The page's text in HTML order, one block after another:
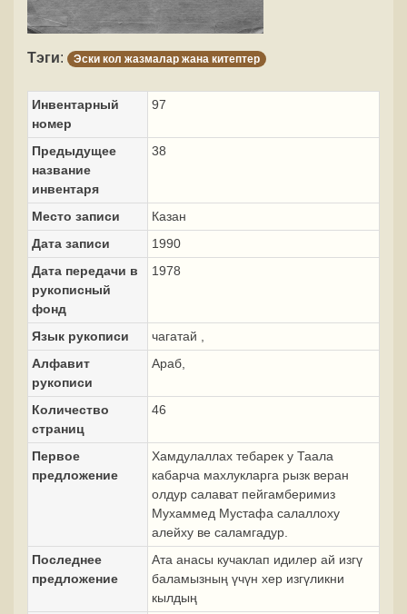
Тэги: Эски кол жазмалар жана китептер
Инвентарный
номер
97
Предыдущее
название
инвентаря
38
Место записи
Казан
Дата записи
1990
Дата передачи в
рукописный
фонд
1978
Язык рукописи
чагатай ,
Алфавит
рукописи
Араб,
Количество
страниц
46
Первое
предложение
Хамдулаллах тебарек у Таала
кабарча махлукларга рызк веран
олдур салават пейгамберимиз
Мухаммед Мустафа салаллоху
алейху ве саламгадур.
Последнее
предложение
Ата анасы кучаклап идилер ай изгү
баламызның үчүн хер изгүликни
кылдың